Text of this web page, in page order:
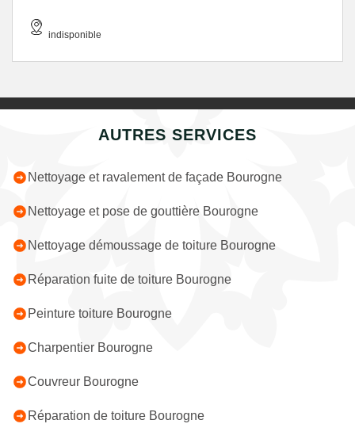
indisponible
AUTRES SERVICES
Nettoyage et ravalement de façade Bourogne
Nettoyage et pose de gouttière Bourogne
Nettoyage démoussage de toiture Bourogne
Réparation fuite de toiture Bourogne
Peinture toiture Bourogne
Charpentier Bourogne
Couvreur Bourogne
Réparation de toiture Bourogne